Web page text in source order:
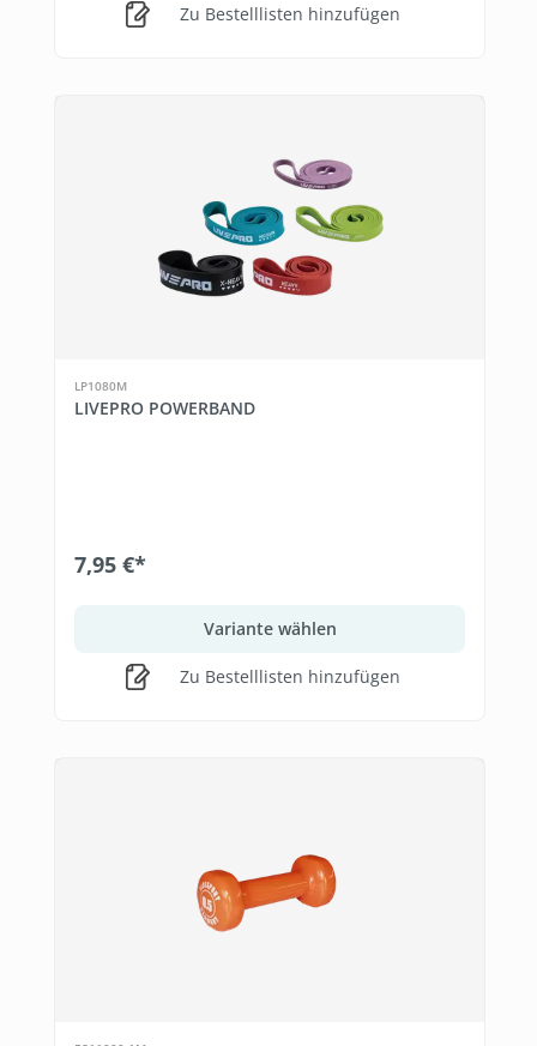
Zu Bestelllisten hinzufügen
LP1080M
LIVEPRO POWERBAND
7,95 €*
Variante wählen
Zu Bestelllisten hinzufügen